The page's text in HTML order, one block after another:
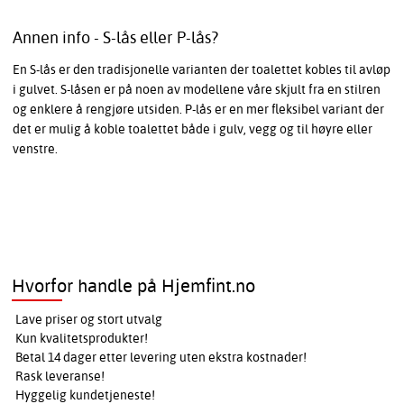
Annen info - S-lås eller P-lås?
En S-lås er den tradisjonelle varianten der toalettet kobles til avløp
i gulvet. S-låsen er på noen av modellene våre skjult fra en stilren
og enklere å rengjøre utsiden. P-lås er en mer fleksibel variant der
det er mulig å koble toalettet både i gulv, vegg og til høyre eller
venstre.
Hvorfor handle på Hjemfint.no
Lave priser og stort utvalg
Kun kvalitetsprodukter!
Betal 14 dager etter levering uten ekstra kostnader!
Rask leveranse!
Hyggelig kundetjeneste!